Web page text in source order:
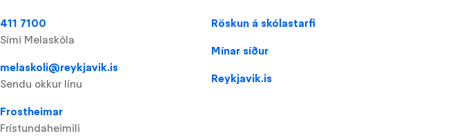
411 7100
Sími Melaskóla
melaskoli@reykjavik.is
Sendu okkur línu
Frostheimar
Frístundaheimili
Domain
for
Melaskóli
(footer)
Röskun á skólastarfi
Mínar síður
Reykjavik.is